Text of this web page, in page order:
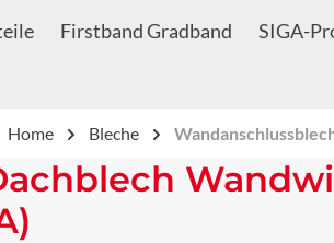
Firstband Gradband SIGA-
Home Bleche